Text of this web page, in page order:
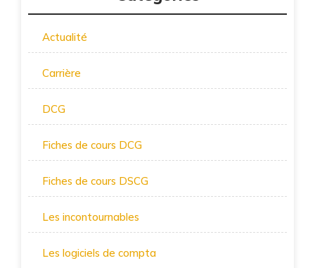
Actualité
Carrière
DCG
Fiches de cours DCG
Fiches de cours DSCG
Les incontournables
Les logiciels de compta